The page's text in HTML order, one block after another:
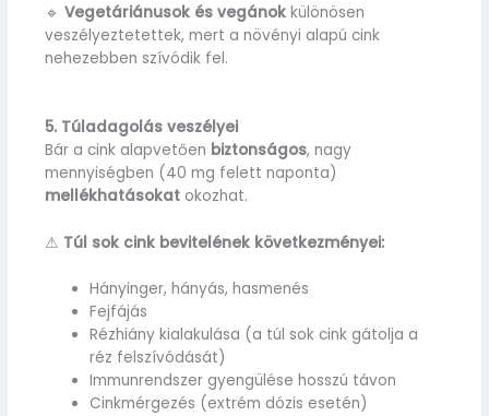
🔹Vegetáriánusok és vegánok különösen
veszélyeztetettek, mert a növényi alapú cink
nehezebben szívódik fel.
5. Túladagolás veszélyei
Bár a cink alapvetően biztonságos, nagy
mennyiségben (40 mg felett naponta)
mellékhatásokat okozhat.
⚠ Túl sok cink bevitelének következményei:
Hányinger, hányás, hasmenés
Fejfájás
Rézhiány kialakulása (a túl sok cink gátolja a
réz felszívódását)
Immunrendszer gyengülése hosszú távon
Cinkmérgezés (extrém dózis esetén)